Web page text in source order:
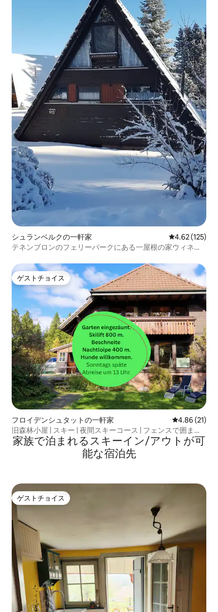
シュランベルクの一軒家 レビュー125
4.62 (125)
テネンブロンのフェリーパークにある一屋根の家ウィネト
ゲストチョイス
ゲストチョイス
フロイデンシュタットの一軒家 レビュー21
4.86 (21)
旧森林小屋 | スキー | 夜間スキーコース | フェンスで囲まれ
た
家族で泊まれるスキーイン/アウトが可
能な宿泊先
ゲストチョイス
ゲストチョイス